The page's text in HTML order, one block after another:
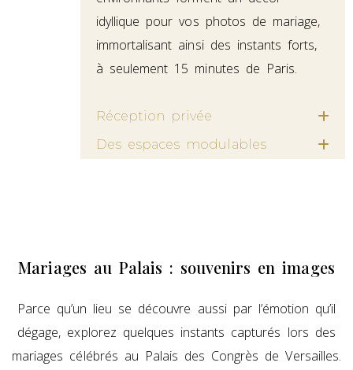
idyllique pour vos photos de mariage,
immortalisant ainsi des instants forts,
à seulement 15 minutes de Paris.
Réception privée
Des espaces modulables
Mariages au Palais : souvenirs en images
Parce qu’un lieu se découvre aussi par l’émotion qu’il
dégage, explorez quelques instants capturés lors des
mariages célébrés au Palais des Congrès de Versailles.